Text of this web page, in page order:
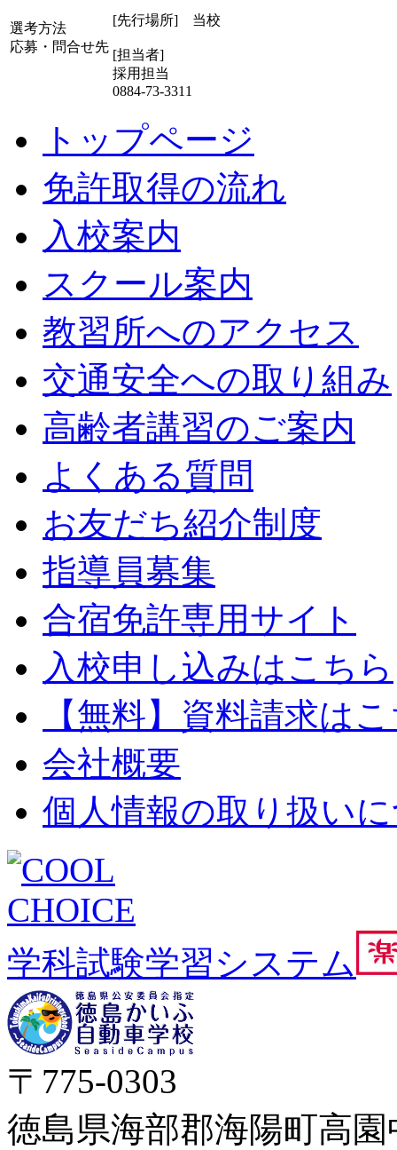
選考方法
応募・問合せ先
[先行場所] 当校
[担当者]
採用担当
0884-73-3311
トップページ
免許取得の流れ
入校案内
スクール案内
教習所へのアクセス
交通安全への取り組み
高齢者講習のご案内
よくある質問
お友だち紹介制度
指導員募集
合宿免許専用サイト
入校申し込みはこちら
【無料】資料請求は
会社概要
個人情報の取り扱い
学科試験学習システム
〒775-0303
徳島県海部郡海陽町高園